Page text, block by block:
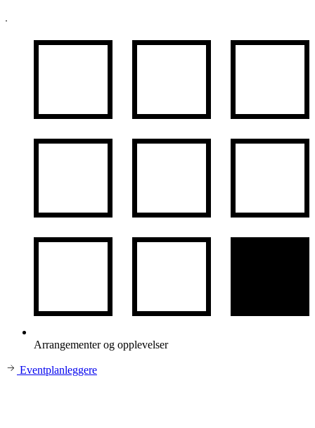
Arrangementer og opplevelser
Eventplanleggere